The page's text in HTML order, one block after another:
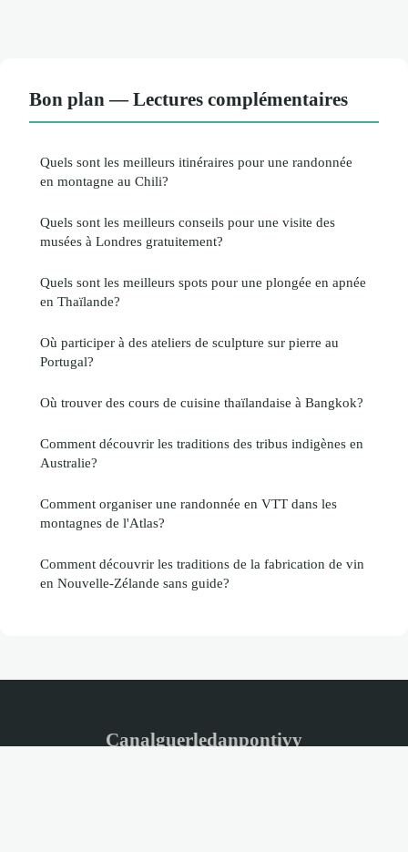
Bon plan — Lectures complémentaires
Quels sont les meilleurs itinéraires pour une randonnée
en montagne au Chili?
Quels sont les meilleurs conseils pour une visite des
musées à Londres gratuitement?
Quels sont les meilleurs spots pour une plongée en apnée
en Thaïlande?
Où participer à des ateliers de sculpture sur pierre au
Portugal?
Où trouver des cours de cuisine thaïlandaise à Bangkok?
Comment découvrir les traditions des tribus indigènes en
Australie?
Comment organiser une randonnée en VTT dans les
montagnes de l'Atlas?
Comment découvrir les traditions de la fabrication de vin
en Nouvelle-Zélande sans guide?
Canalguerledanpontivy